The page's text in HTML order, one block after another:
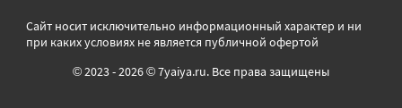
Сайт носит исключительно информационный характер и ни
при каких условиях не является публичной офертой
© 2023 - 2026 © 7yaiya.ru. Все права защищены